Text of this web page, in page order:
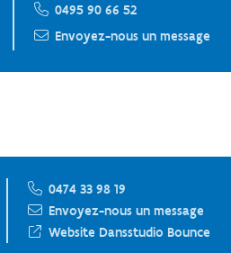
0495 90 66 52
Envoyez-nous un message
0474 33 98 19
Envoyez-nous un message
Website Dansstudio Bounce